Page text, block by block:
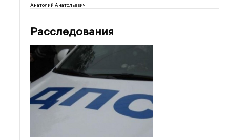
Анатолий Анатольевич
Расследования